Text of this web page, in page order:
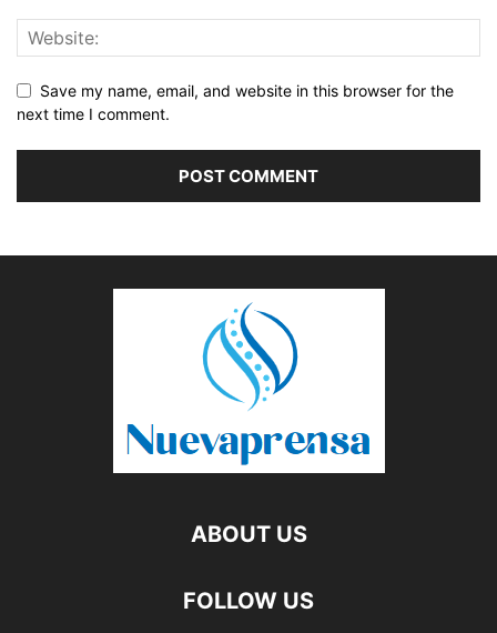
Save my name, email, and website in this browser for the
next time I comment.
ABOUT US
FOLLOW US